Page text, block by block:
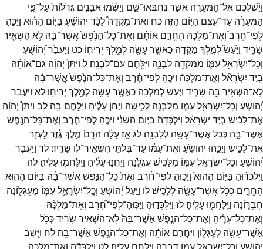
וַיַּ֨שְׁלִכֻ֔ם אֶל־הַמְּעָרָ֖ה אֲשֶׁ֣ר נֶחְבְּאוּ־שָׁ֑ם וַיָּשִׂ֜מוּאֲבָנִ֤ים גְּדֹלוֹת֙עַל־פִּ֣י
הַמְּעָרָ֔ה עַד־עֶ֖צֶם הַיּ֥וֹם הַזֶּֽה׃ כח וְאֶת־מַקֵּדָה֩לָכַ֨ד יְהוֹשֻׁ֜עַ בַּיּ֣וֹם הַה֗וּא וַיַּכֶּ֣הָ
לְפִי־חֶרֶב֮ וְאֶת־מַלְכָּהּ֒ הֶחֱרִ֣ם אוֹתָ֗ם וְאֶת־כָּל־הַנֶּ֙פֶשׁ֙אֲשֶׁר־בָּ֔הּ לֹ֥א הִשְׁאִ֖יר
שָׂרִ֑יד וַיַּ֙עַשׂ֙לְמֶ֣לֶךְ מַקֵּדָ֔ה כַּאֲשֶׁ֥רעָשָׂ֖ה לְמֶ֥לֶךְ יְרִיחֽוֹ׃ כט וַיַּעֲבֹ֣ריְ֠הוֹשֻׁעַ
וְכָֽל־יִשְׂרָאֵ֥לעִמּ֛וֹ מִמַּקֵּדָ֖ה לִבְנָ֑ה וַיִּלָּ֖חֶם עִם־לִבְנָֽה׃ ל וַיִּתֵּן֩ יְהוָ֨ה גַּם־אוֹתָ֜הּ
בְּיַ֣ד יִשְׂרָאֵ֘ל וְאֶת־מַלְכָּהּ֒ וַיַּכֶּ֣הָ לְפִי־חֶ֗רֶב וְאֶת־כָּל־הַנֶּ֙פֶשׁ֙אֲשֶׁר־בָּ֔הּ
לֹֽא־הִשְׁאִ֥יר בָּ֖הּ שָׂרִ֑יד וַיַּ֣עַשׂלְמַלְכָּ֔הּ כַּאֲשֶׁ֥רעָשָׂ֖ה לְמֶ֥לֶךְ יְרִיחֽוֹ׃ לא וַיַּעֲבֹ֣ר
יְ֠הוֹשֻׁעַ וְכָל־יִשְׂרָאֵ֥לעִמּ֛וֹ מִלִּבְנָ֖ה לָכִ֑ישָׁה וַיִּ֣חַן עָלֶ֔יהָ וַיִּלָּ֖חֶם בָּֽהּ׃ לב וַיִּתֵּן֩ יְהוָ֨ה
אֶת־לָכִ֜ישׁ בְּיַ֣ד יִשְׂרָאֵ֗ל וַֽיִּלְכְּדָהּ֙ בַּיּ֣וֹם הַשֵּׁנִ֔י וַיַּכֶּ֣הָ לְפִי־חֶ֔רֶב וְאֶת־כָּל־הַנֶּ֖פֶשׁ
אֲשֶׁר־בָּ֑הּ כְּכֹ֥לאֲשֶׁר־עָשָׂ֖ה לְלִבְנָֽה׃ לגאָ֣זעָלָ֗ה הֹרָם֙ מֶ֣לֶךְגֶּ֔זֶרלַעְזֹ֖ר
אֶת־לָכִ֑ישׁ וַיַּכֵּ֤הוּ יְהוֹשֻׁ֙עַ֙ וְאֶת־עַמּ֔וֹ עַד־בִּלְתִּ֥י הִשְׁאִֽיר־ל֖וֹ שָׂרִֽיד׃לד וַיַּעֲבֹ֣ר
יְ֠הוֹשֻׁעַ וְכָל־יִשְׂרָאֵ֥לעִמּ֛וֹ מִלָּכִ֖ישׁעֶגְלֹ֑נָה וַיַּחֲנ֣וּעָלֶ֔יהָ וַיִּֽלָּחֲמ֖וּעָלֶֽיהָ׃ לה
וַֽיִּלְכְּד֜וּהָ בַּיּ֤וֹם הַהוּא֙ וַיַּכּ֣וּהָ לְפִי־חֶ֔רֶב וְאֵת֙כָּל־הַנֶּ֣פֶשׁאֲשֶׁר־בָּ֔הּ בַּיּ֥וֹם הַה֖וּא
הֶחֱרִ֑ים כְּכֹ֥לאֲשֶׁר־עָשָׂ֖ה לְלָכִֽישׁ׃לו וַיַּ֣עַליְ֠הוֹשֻׁעַ וְכָֽל־יִשְׂרָאֵ֥לעִמּ֛וֹ מֵעֶגְל֖וֹנָה
חֶבְר֑וֹנָה וַיִּֽלָּחֲמ֖וּעָלֶֽיהָ׃ לז וַיִּלְכְּד֣וּהָ וַיַּכּֽוּהָ־לְפִי־חֶ֠רֶב וְאֶת־מַלְכָּ֨הּ
וְאֶת־כָּל־עָרֶ֜יהָ וְאֶת־כָּל־הַנֶּ֤פֶשׁאֲשֶׁר־בָּהּ֙לֹֽא־הִשְׁאִ֣יר שָׂרִ֔ידכְּכֹ֥ל
אֲשֶׁר־עָשָׂ֖ה לְעֶגְל֑וֹן וַיַּחֲרֵ֣ם אוֹתָ֔הּ וְאֶת־כָּל־הַנֶּ֖פֶשׁאֲשֶׁר־בָּֽהּ׃ לח וַיָּ֧שָׁב